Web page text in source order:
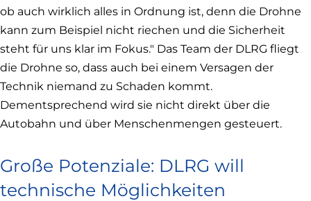
ob auch wirklich alles in Ordnung ist, denn die Drohne
kann zum Beispiel nicht riechen und die Sicherheit
steht für uns klar im Fokus." Das Team der DLRG fliegt
die Drohne so, dass auch bei einem Versagen der
Technik niemand zu Schaden kommt.
Dementsprechend wird sie nicht direkt über die
Autobahn und über Menschenmengen gesteuert.
Große Potenziale: DLRG will
technische Möglichkeiten